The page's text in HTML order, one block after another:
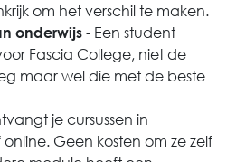
om het verschil te maken.
onderwijs - Een student
Fascia College, niet de
maar wel die met de beste
je cursussen in
Geen kosten om ze zelf